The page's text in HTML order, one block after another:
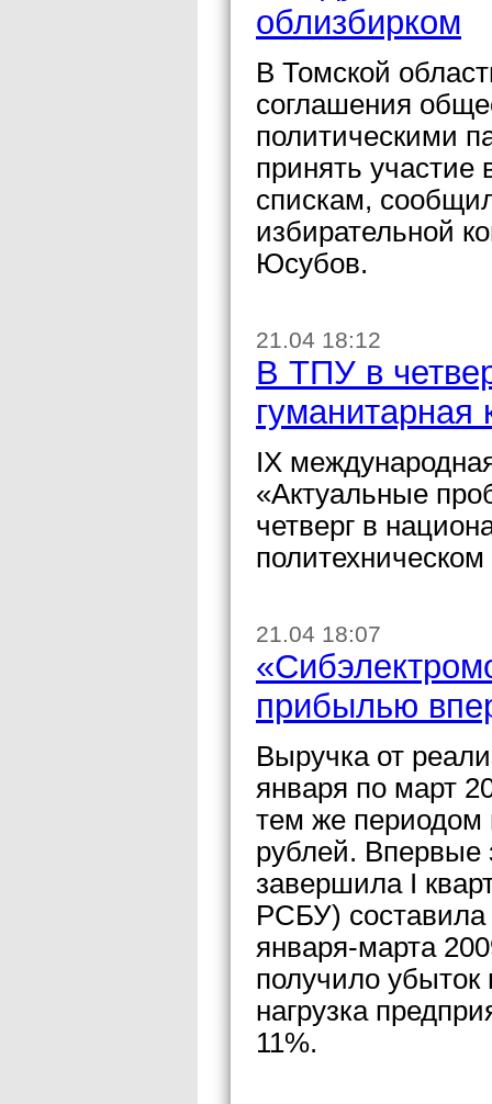
облизбирком
В Томской
соглашения
политическими
принять
спискам,
избирательной
Юсубов.
21.04 18:12
В ТПУ в
IX
«Актуальные
четверг в
21.04 18:07
прибылью
Выручка от
января по март
тем же периодом
рублей. Впервые
завершила I
РСБУ) составила
января-марта
получило
нагрузка
11%.